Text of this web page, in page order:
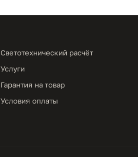
Светотехнический расчёт
Услуги
Гарантия на товар
Условия оплаты